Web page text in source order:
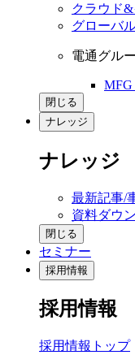
クラウド
グローバ
電通グル
MFG
閉じる
ナレッジ
ナレッジ
最新記事/
資料ダウ
閉じる
セミナー
採用情報
採用情報
採用情報トップ